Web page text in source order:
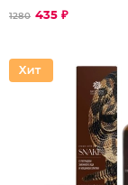
1280 435 ₽